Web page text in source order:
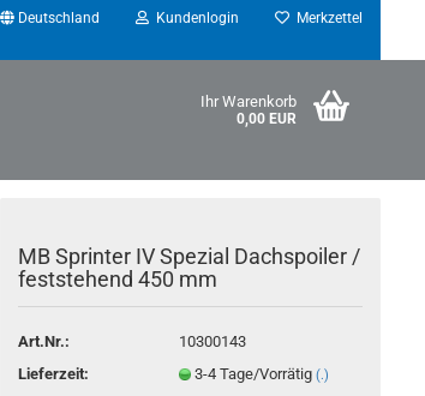
Deutschland Kundenlogin Merkzettel
Ihr Warenkorb
0,00 EUR
MB Sprinter IV Spezial Dachspoiler /
feststehend 450 mm
Art.Nr.:
10300143
Lieferzeit:
3-4 Tage/Vorrätig(.)